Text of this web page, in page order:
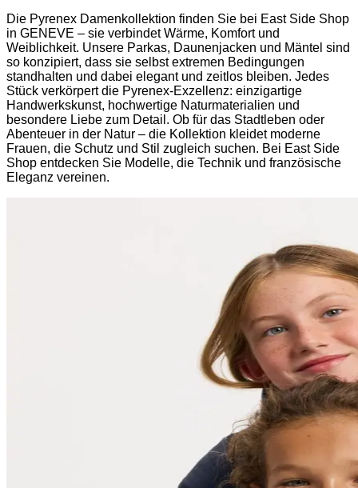
Die Pyrenex Damenkollektion finden Sie bei East Side Shop
in GENEVE – sie verbindet Wärme, Komfort und
Weiblichkeit. Unsere Parkas, Daunenjacken und Mäntel sind
so konzipiert, dass sie selbst extremen Bedingungen
standhalten und dabei elegant und zeitlos bleiben. Jedes
Stück verkörpert die Pyrenex-Exzellenz: einzigartige
Handwerkskunst, hochwertige Naturmaterialien und
besondere Liebe zum Detail. Ob für das Stadtleben oder
Abenteuer in der Natur – die Kollektion kleidet moderne
Frauen, die Schutz und Stil zugleich suchen. Bei East Side
Shop entdecken Sie Modelle, die Technik und französische
Eleganz vereinen.